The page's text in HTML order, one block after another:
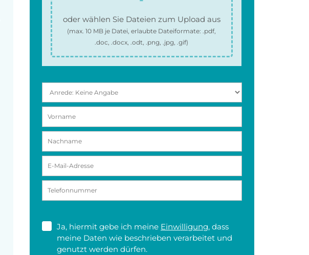
oder wählen Sie Dateien zum Upload aus
(max.10 MB je Datei, erlaubte Dateiformate:.pdf,
.doc, .docx, .odt, .png, .jpg, .gif)
Ja, hiermit gebe ich meine Einwilligung, dass
meine Daten wie beschrieben verarbeitet und
genutzt werden dürfen.